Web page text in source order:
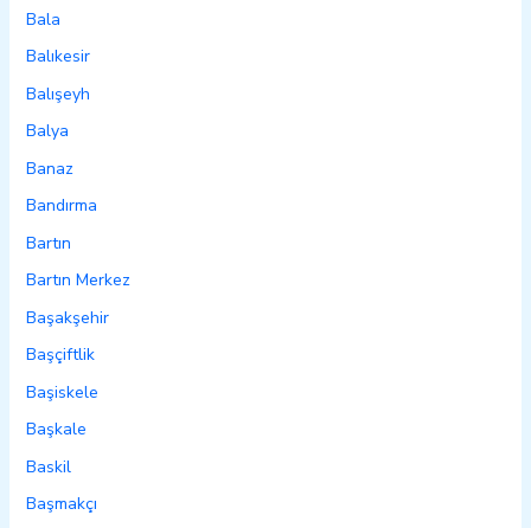
Bala
Balıkesir
Balışeyh
Balya
Banaz
Bandırma
Bartın
Bartın Merkez
Başakşehir
Başçiftlik
Başiskele
Başkale
Baskil
Başmakçı